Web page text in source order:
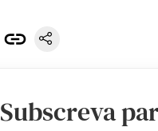
Subscreva